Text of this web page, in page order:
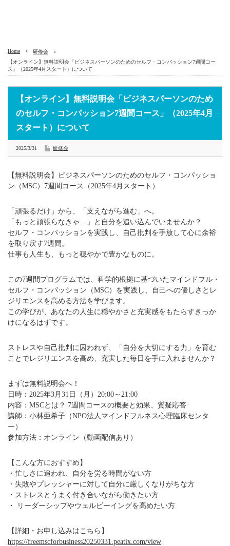
Home
研修会
【オンライン】無料説明会「ビジネスパーソンのためのセルフ・コンパッション7週間コー
ス」（2025年4月スタート）について
【オンライン】無料説明会「ビジネスパーソンのため
のセルフ・コンパッション7週間コース」（2025年4月
スタート）について
2025/3/31 研修会
【無料説明会】ビジネスパーソンのためのセルフ・コンパッショ
ン（MSC）7週間コース（2025年4月スタート）
「頑張るだけ」から、「支えながら進む」へ。
「もっと頑張らなきゃ…」と自分を追い込んでいませんか？
セルフ・コンパッションを実践し、自己批判を手放して心に余裕
を取り戻す7週間。
仕事も人生も、もっと穏やかで豊かなものに。
この7週間プログラムでは、科学的根拠に基づいたマインドフル・
セルフ・コンパッション（MSC）を実践し、自己への優しさとレ
ジリエンスを高める方法を学びます。
この学びが、あなたの人生に穏やかさと充実感をもたらすきっか
けになるはずです。
ストレスや自己批判に囚われず、「自分を大切にする力」を育む
ことでレジリエンスを高め、充実した毎日を手に入れませんか？
まずは無料説明会へ！
日時：2025年3月31日（月）20:00～21:00
内容：MSCとは？ 7週間コースの概要と効果、質疑応答
講師：小林亜希子（NPO法人マインドフルネス心理臨床センタ
ー）
参加方法：オンライン（動画配信あり）
【こんな方におすすめ】
・忙しさに追われ、自分を労る時間がない方
・失敗やプレッシャーに対して自分に厳しくなりがちな方
・ストレスとうまく付き合いながら働きたい方
・ リーダーシップやウェルビーイングを高めたい方
【詳細・お申し込みはこちら】
https://freemscforbusiness20250331.peatix.com/view